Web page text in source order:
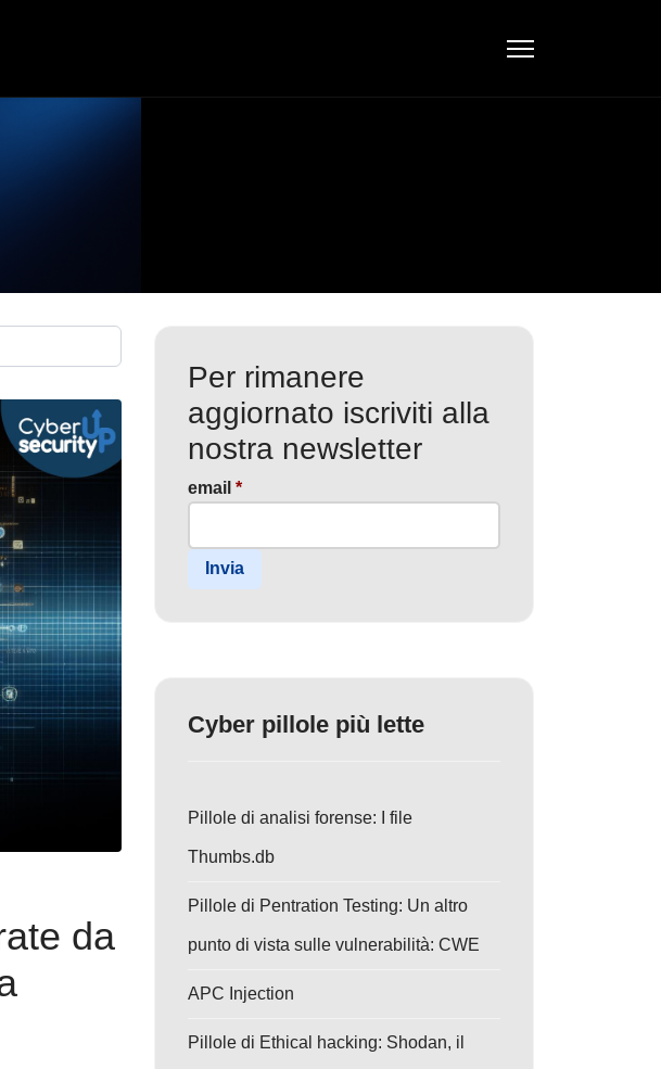
da
Per rimanere
aggiornato iscriviti alla
nostra newsletter
email *
Invia
Cyber pillole più lette
Pillole di analisi forense: I file
Thumbs.db
Pillole di Pentration Testing: Un altro
punto di vista sulle vulnerabilità: CWE
APC Injection
Pillole di Ethical hacking: Shodan, il